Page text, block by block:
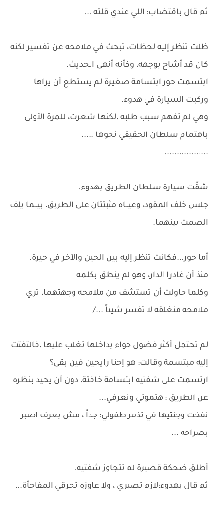
ثم قال باقتضاب: اللي عندي قلته ...
ظلت تنظر إليه لحظات، تبحث في ملامحه عن تفسير لكنه
كان قد أشاح بوجهه، وكأنه أنهى الحديث.
ابتسمت حور ابتسامة صغيرة لم يستطع أن يراها
وركبت السيارة في هدوء.
وهي لم تفهم سبب طلبه ،لكنها شعرت، للمرة الأولى
باهتمام سلطان الحقيقي نحوها .....
..................
شقّت سيارة سلطان الطريق بهدوء.
جلس خلف المقود، وعيناه مثبتتان على الطريق، بينما يلف
الصمت بينهما.
أما حور...فكانت تنظر إليه بين الحين والآخر في حيرة.
منذ أن غادرا الدار، وهو لم ينطق بكلمه
وكلما حاولت أن تستشف من ملامحه وجهتهما، تري
ملامحه منغلقه لا تفسر شيئاً .../
لم تحتمل أكثر فضول حواء بداخلها تغلب عليها ،فالتفتت
إليه مبتسمة وقالت: هو إحنا رايحين فين بقى؟
ارتسمت على شفتيه ابتسامة خافتة، دون أن يحيد بنظره
عن الطريق : هتموتي وتعرفي...
نفخت وجنتيها في تذمر طفولي: جداً ، مش بعرف اصبر
بصراحه ...
أطلق ضحكة قصيرة لم تتجاوز شفتيه.
ثم قال بهدوء:لازم تصبري ، ولا عاوزه تحرقي المفاجأة...